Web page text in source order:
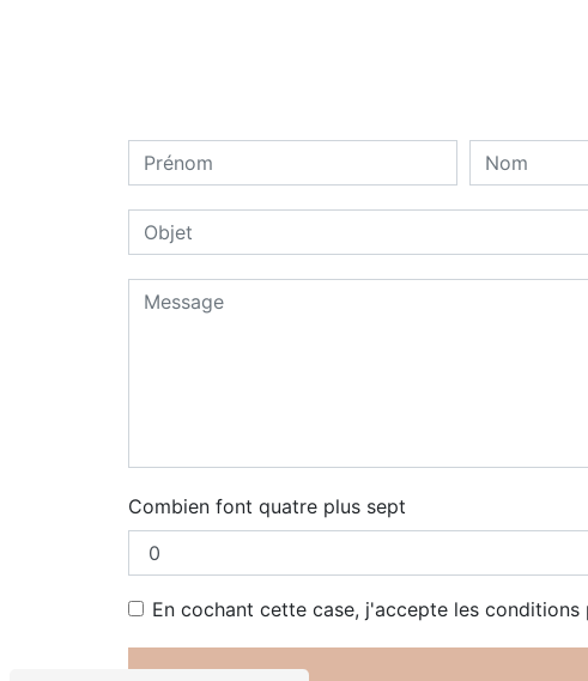
Combien font quatre plus sept
En cochant cette case, j'accepte les